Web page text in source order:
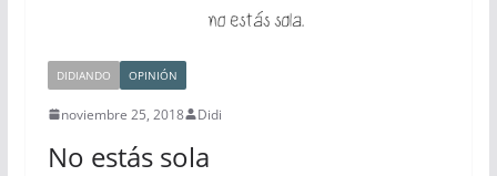
DIDIANDO OPINIÓN
noviembre 25, 2018 Didi
No estás sola